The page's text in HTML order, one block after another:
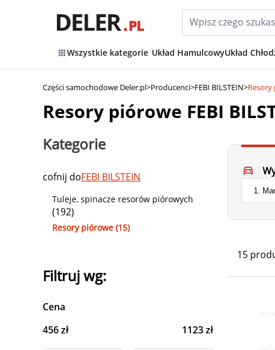
Wszystkie kategorie Układ HamulcowyUkład
Części samochodowe Deler.pl>Producenci>FEBI BILSTEIN>Resory
Resory piórowe FEBI
Kategorie
cofnij doFEBI BILSTEIN
Tuleje, spinacze resorów piórowych
(192)
Resory piórowe (15)
Filtruj wg:
Cena
456 zł
1123 zł
15